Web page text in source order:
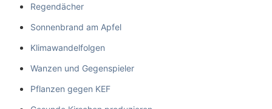
Regendächer
Sonnenbrand am Apfel
Klimawandelfolgen
Wanzen und Gegenspieler
Pflanzen gegen KEF